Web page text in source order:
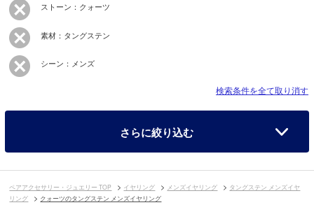
ストーン：クォーツ
素材：タングステン
シーン：メンズ
検索条件を全て取り消す
さらに絞り込む
ペアアクセサリー・ジュエリー TOP イヤリング メンズイヤリング
タングステン メンズイヤ
リング
クォーツのタングステン メンズイヤリング